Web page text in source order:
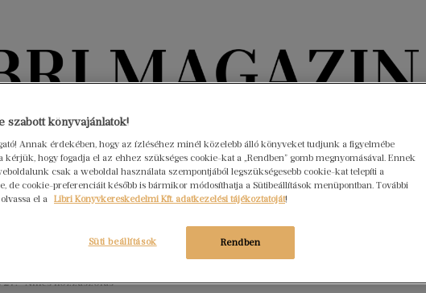
Könyvektől az olvasókig
Interjúk Beleolvasó A hónap könyvei HÍREK Libri Portré
Pippen könyvéről kérdeztük
27. Nincs hozzászólás
szabott könyvajánlatok!
Annak érdekében, hogy az ízléséhez minél közelebb álló könyveket tudjunk a figyelmébe
kérjük, hogy fogadja el az ehhez szükséges cookie-kat a „Rendben” gomb megnyomásával. Ennek
csak a weboldal használata szempontjából legszükségesebb cookie-kat telepíti a
de cookie-preferenciáit később is bármikor módosíthatja a Sütibeállítások menüpontban. További
el a Libri Könyvkereskedelmi Kft. adatkezelési tájékoztatóját!
Rendben
Süti beállítások